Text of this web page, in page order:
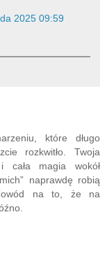
2025 09:59
które długo
rozkwitło. Twoja
i cała magia wokół
naprawdę robią
na to, że na